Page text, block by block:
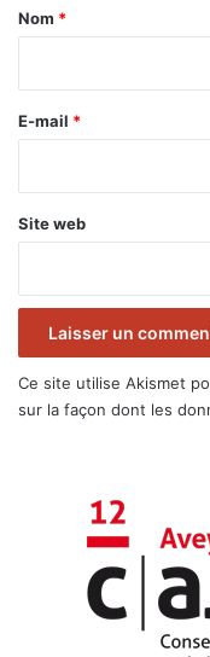
a
e
Nom *
E-mail *
Site web
Ce site utilise Akismet
sur la façon dont les